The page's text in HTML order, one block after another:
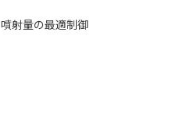
射量の最適制御